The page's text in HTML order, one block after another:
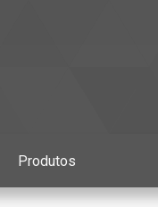
Produtos